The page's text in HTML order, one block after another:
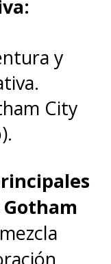
y
City